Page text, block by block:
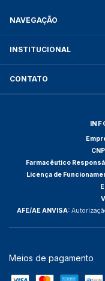
NAVEGAÇÃO
INSTITUCIONAL
CONTATO
Farmacêutico
Licença de
AFE/AE ANVISA:
Meios de pagamento